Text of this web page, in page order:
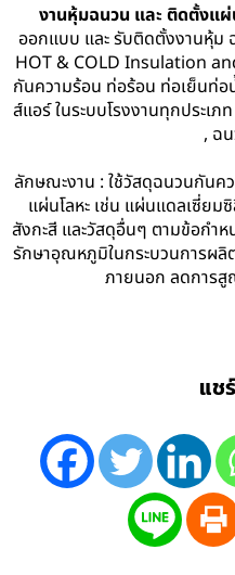
งานหุ้มฉนวน และ ติดตั้งแ
ออกแบบ และ รับติดตั้งงานหุ้ม
HOT & COLD Insulation
กันความร้อน ท่อร้อน ท่อเย็นท่อ
ส์แอร์ ในระบบโรงงานทุกประเภ
, ฉ
ลักษณะงาน : ใช้วัสดุฉนวนกัน
แผ่นโลหะ เช่น แผ่นแดลเซี่ย
สังกะสี และวัสดุอื่นๆ ตามข้อกำ
รักษาอุณหภูมิในกระบวนการผลิ
ภายนอก ลดการสู
แช